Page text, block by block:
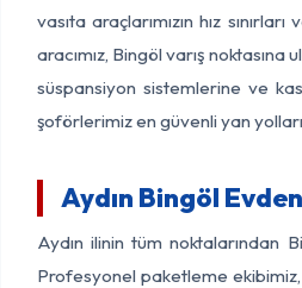
vasıta araçlarımızın hız
aracımız, Bingöl varış
süspansiyon sistemlerine ve
şoförlerimiz en güvenli yan
Aydın Bingöl
Aydın ilinin tüm
Profesyonel paketleme ekibimiz,